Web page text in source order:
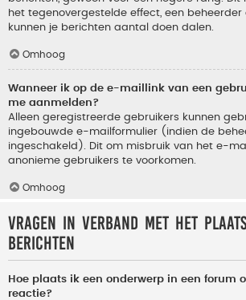
het tegenovergestelde effect, een
kunnen je berichten aantal doen dalen.
Omhoog
Wanneer ik op de e-maillink van een
me aanmelden?
Alleen geregistreerde gebruikers kunnen
ingebouwde e-mailformulier (indien de
ingeschakeld). Dit om misbruik van het e-
anonieme gebruikers te voorkomen.
Omhoog
Vragen in verband met het
berichten
Hoe plaats ik een onderwerp in een forum
reactie?